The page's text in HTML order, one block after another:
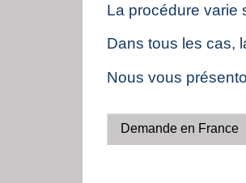
La procédure varie
Dans tous les cas,
Nous vous
Demande en France